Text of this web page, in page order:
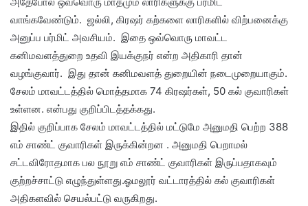
வாங்கவேண்டும். ஜல்லி, கிரஷர் கற்களை லாரிகளில் விற்பனைக்கு
அனுப்ப பர்மிட் அவசியம். இதை ஒவ்வொரு மாவட்ட
கனிமவளத்துறை உதவி இயக்குநர் என்ற அதிகாரி தான்
வழங்குவார். இது தான் கனிமவளத் துறையின் நடைமுறையாகும்.
சேலம் மாவட்டத்தில் மொத்தமாக 74 கிரஷர்கள், 50 கல் குவாரிகள்
உள்ளன. என்பது குறிப்பிடத்தக்கது.
இதில் குறிப்பாக சேலம் மாவட்டத்தில் மட்டுமே அனுமதி பெற்ற 388
எம் சாண்ட் குவாரிகள் இருக்கின்றன . அனுமதி பெறாமல்
சட்டவிரோதமாக பல நூறு எம் சாண்ட் குவாரிகள் இருப்பதாகவும்
குற்றச்சாட்டு எழுந்துள்ளது.ஓமலூர் வட்டாரத்தில் கல் குவாரிகள்
அதிகளவில் செயல்பட்டு வருகிறது.